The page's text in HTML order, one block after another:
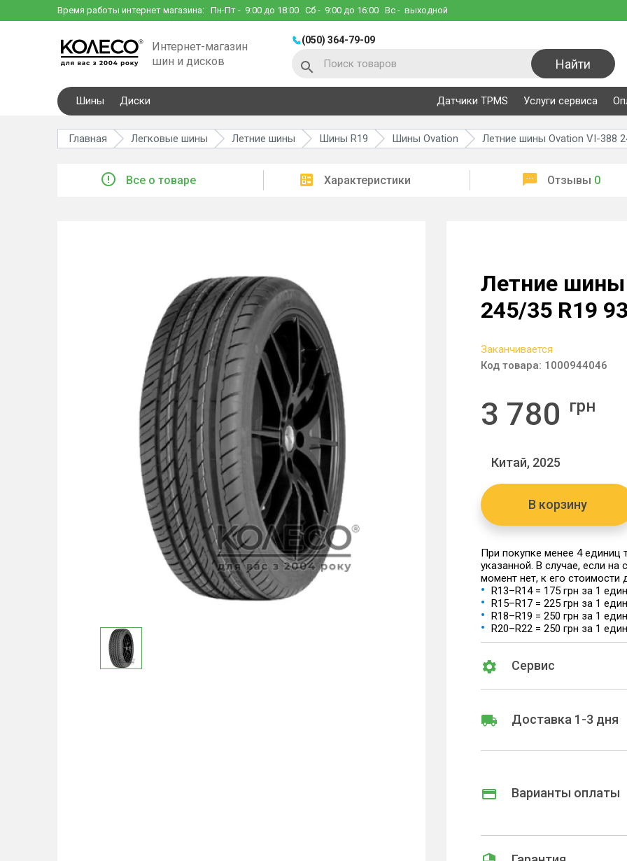
Время работы интернет магазина: Пн-Пт - 9:00 до 18:00 Сб - 9:00 до 16:00 Вс - выходной
Интернет-магазин
шин и дисков
(050) 364-79-09
Найти
Шины Диски Датчики TPMS Услуги сервиса
Главная Легковые шины Летние шины Шины R19 Шины Ovation Летние шины Ovation VI-388
Все о товаре Характеристики Отзывы 0
Летние шины
245/35 R19
Заканчивается
Код товара: 1000944046
3 780 грн
Китай, 2025
В корзину
При покупке менее 4
указанной. В случае, если
момент нет, к его стоимости
R13–R14 = 175 грн за 1
R15–R17 = 225 грн за 1
R18–R19 = 250 грн за 1
R20–R22 = 250 грн за 1
Сервис
Доставка 1-3 дня
Варианты оплаты